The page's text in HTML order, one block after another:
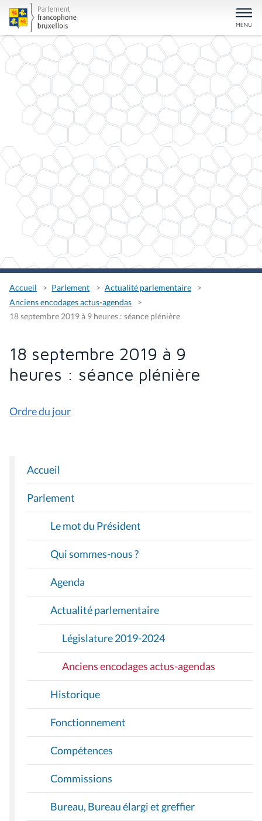
Accueil Parlement
Actualité parlementaire
Anciens encodages actus-agendas
18 septembre 2019 à 9 heures : séance plénière
18 septembre 2019 à 9
heures : séance plénière
Ordre du jour
N
A
V
G
T
O
Accueil
Parlement
Le mot du Président
Qui sommes-nous ?
Agenda
Actualité parlementaire
Législature 2019-2024
Anciens encodages actus-agendas
Historique
Fonctionnement
Compétences
Commissions
Bureau, Bureau élargi et greffier